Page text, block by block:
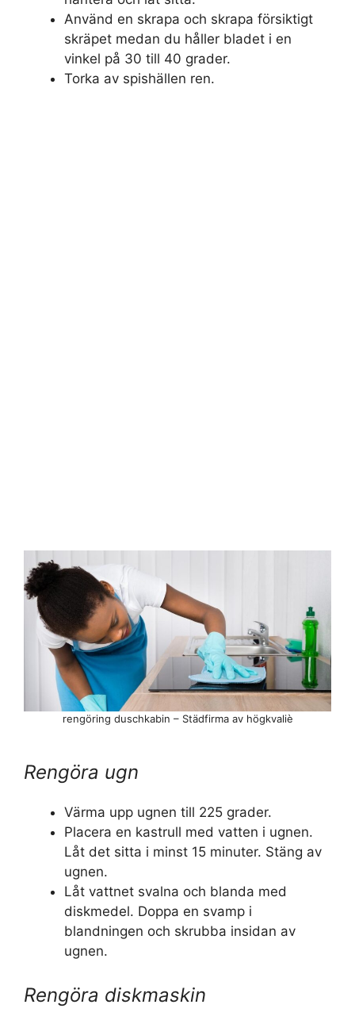
Använd en skrapa och skrapa försiktigt
skräpet medan du håller bladet i en
vinkel på 30 till 40 grader.
Torka av spishällen ren.
Rengöra ugn
Värma upp ugnen till 225 grader.
Placera en kastrull med vatten i ugnen.
Låt det sitta i minst 15 minuter. Stäng av
ugnen.
Låt vattnet svalna och blanda med
diskmedel. Doppa en svamp i
blandningen och skrubba insidan av
ugnen.
Rengöra diskmaskin
rengöring duschkabin – Städfirma av högkvaliè